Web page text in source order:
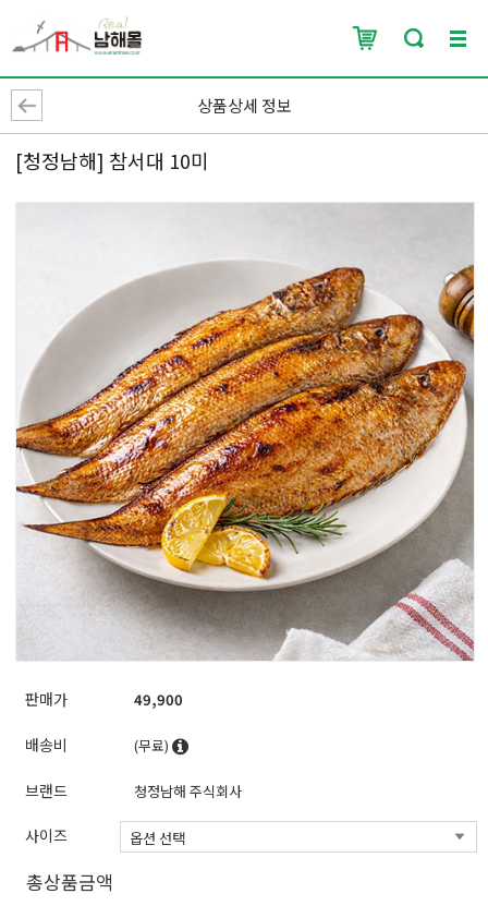
상품상세 정보
[청정남해] 참서대 10미
판매가 49,900
배송비 (무료)
브랜드 청정남해 주식회사
사이즈
총상품금액